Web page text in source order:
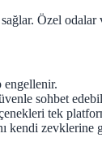
Özel odalar
engellenir.
sohbet
tek
kendi